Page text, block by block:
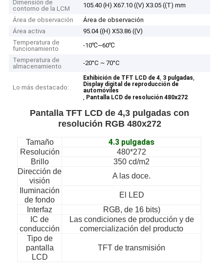
Dimensión de
contorno de la LCM
105.40 (H) X67.10 ((V) X3.05 ((T) mm
Área de observación
Área de observación
Área activa
95.04 ((H) X53.86 ((V)
Temperatura de
funcionamiento
-10℃~60℃
Temperatura de
almacenamiento
-20°C ~ 70°C
Lo más destacado:
Exhibición de TFT LCD de 4, 3 pulgadas,
Display digital de reproducción de
automóviles
, Pantalla LCD de resolución 480x272
Pantalla TFT LCD de 4,3 pulgadas con
resolución RGB 480x272
Tamaño 4.3 pulgadas
Resolución
480*272
Brillo
350 cd/m2
Dirección de
visión
A las doce.
Iluminación
de fondo
El LED
Interfaz
RGB, de 16 bits)
IC de
conducción
Las condiciones de producción y de
comercialización del producto
Tipo de
pantalla
LCD
TFT de transmisión